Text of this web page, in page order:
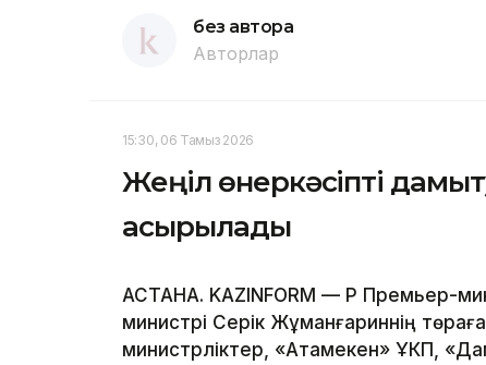
без автора
Авторлар
15:30, 06 Тамыз 2026
Жеңіл өнеркәсіпті
асырылады
АСТАНА. KAZINFORM — ҚР Премьер-
министрі Серік Жұманғариннің
министрліктер, «Атамекен» ҰКП,